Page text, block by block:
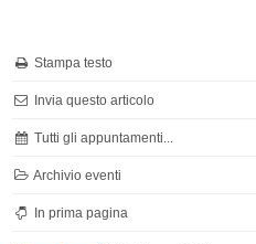
Stampa testo
Invia questo articolo
Tutti gli appuntamenti...
Archivio eventi
In prima pagina